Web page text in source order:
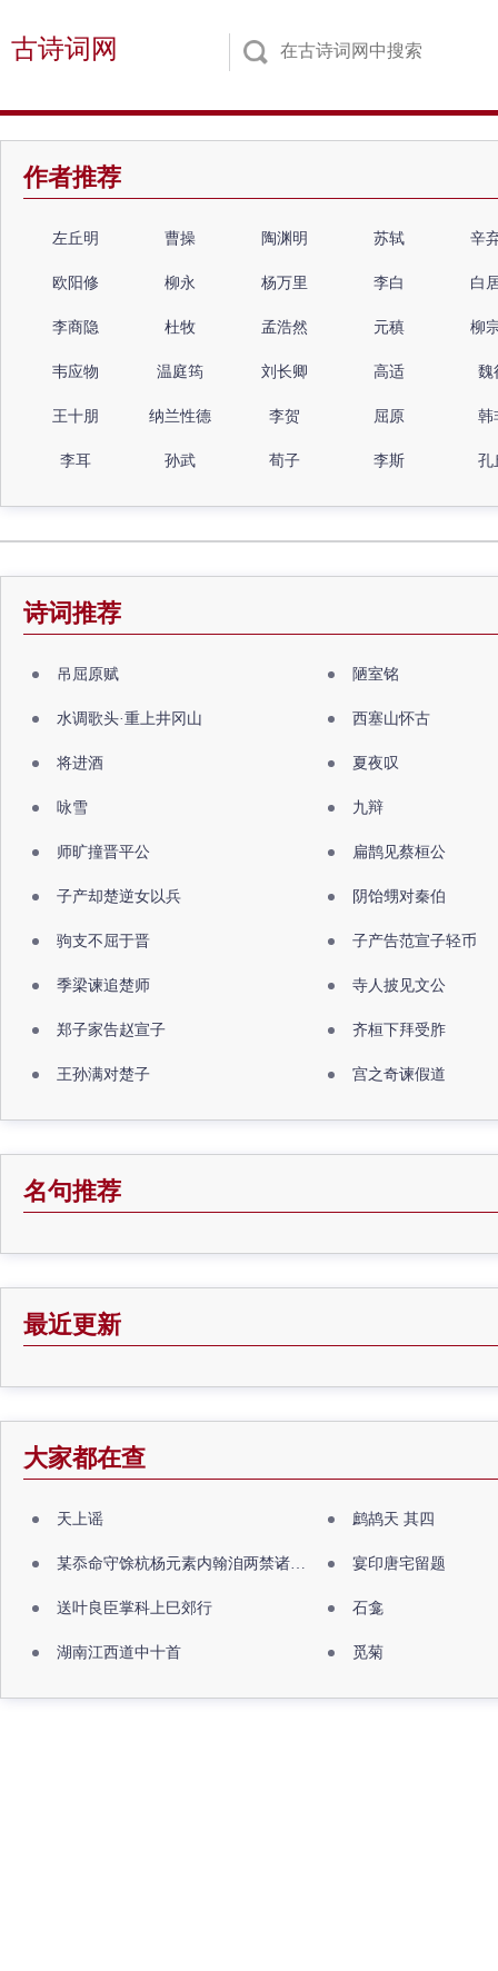
古诗词网
作者推荐
左丘明 曹操 陶渊明 苏轼 辛
欧阳修 柳永 杨万里 李白 白
李商隐 杜牧 孟浩然 元稹 柳
韦应物 温庭筠 刘长卿 高适 魏
王十朋 纳兰性德 李贺 屈原 韩
李耳 孙武 荀子 李斯 孔
诗词推荐
吊屈原赋 陋室铭
水调歌头·重上井冈山 西塞山怀古
将进酒 夏夜叹
咏雪 九辩
师旷撞晋平公 扁鹊见蔡桓公
子产却楚逆女以兵 阴饴甥对秦伯
驹支不屈于晋 子产告范宣子轻币
季梁谏追楚师 寺人披见文公
郑子家告赵宣子 齐桓下拜受胙
王孙满对楚子 宫之奇谏假道
名句推荐
最近更新
大家都在查
天上谣 鹧鸪天 其四
某忝命守馀杭杨元素内翰洎两禁诸公出祖佛寺 宴印唐宅留题
送叶良臣掌科上巳郊行 石龛
湖南江西道中十首 觅菊